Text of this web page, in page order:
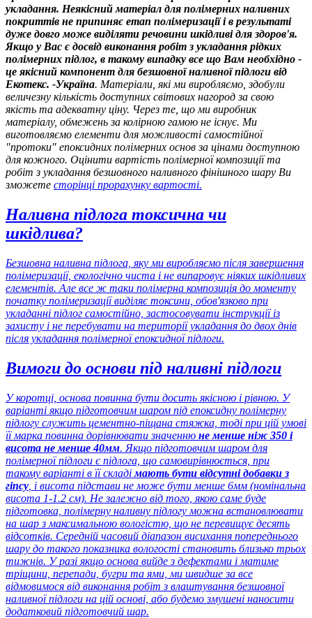
укладання. Неякісний матеріал для полімерних наливних
покриттів не припиняє етап полімеризації і в результаті
дуже довго може виділяти речовини шкідливі для здоров'я.
Якщо у Вас є досвід виконання робіт з укладання рідких
полімерних підлог, в такому випадку все що Вам необхідно -
це якісний компонент для безшовної наливної підлоги від
Екотекс. -Україна. Матеріали, які ми виробляємо, здобули
величезну кількість доступних світових нагород за свою
якість та адекватну ціну. Через те, що ми виробник
матеріалу, обмежень за колірною гамою не існує. Ми
виготовляємо елементи для можливості самостійної
"протоки" епоксидних полімерних основ за цінами доступною
для кожного. Оцінити вартість полімерної композиції та
робіт з укладання безшовного наливного фінішного шару Ви
зможете сторінці прорахунку вартості.
Наливна підлога токсична чи
шкідлива?
Безшовна наливна підлога, яку ми виробляємо після завершення
полімеризації, екологічно чиста і не випаровує ніяких шкідливих
елементів. Але все ж таки полімерна композиція до моменту
початку полімеризації виділяє токсини, обов'язково при
укладанні підлог самостійно, застосовувати інструкції із
захисту і не перебувати на території укладання до двох днів
після укладання полімерної епоксидної підлоги.
Вимоги до основи під наливні підлоги
У коротці, основа повинна бути досить якісною і рівною. У
варіанті якщо підготовчим шаром під епоксидну полімерну
підлогу служить цементно-піщана стяжка, тоді при цій умові
її марка повинна дорівнювати значенню не менше ніж 350 і
висота не менше 40мм. Якщо підготовчим шаром для
полімерної підлоги є підлога, що самовирівнюється, при
такому варіанті в її складімають бути відсутні добавки з
гіпсу , і висота підстави не може бути менше 6мм (номінальна
висота 1-1.2 см). Не залежно від того, якою саме буде
підготовка, полімерну наливну підлогу можна встановлювати
на шар з максимальною вологістю, що не перевищує десять
відсотків. Середній часовий діапазон висихання попереднього
шару до такого показника вологості становить близько трьох
тижнів. У разі якщо основа вийде з дефектами і матиме
тріщини, перепади, бугри та ями, ми швидше за все
відмовимося від виконання робіт з влаштування безшовної
наливної підлоги на цій основі, або будемо змушені наносити
додатковий підготовчий шар.